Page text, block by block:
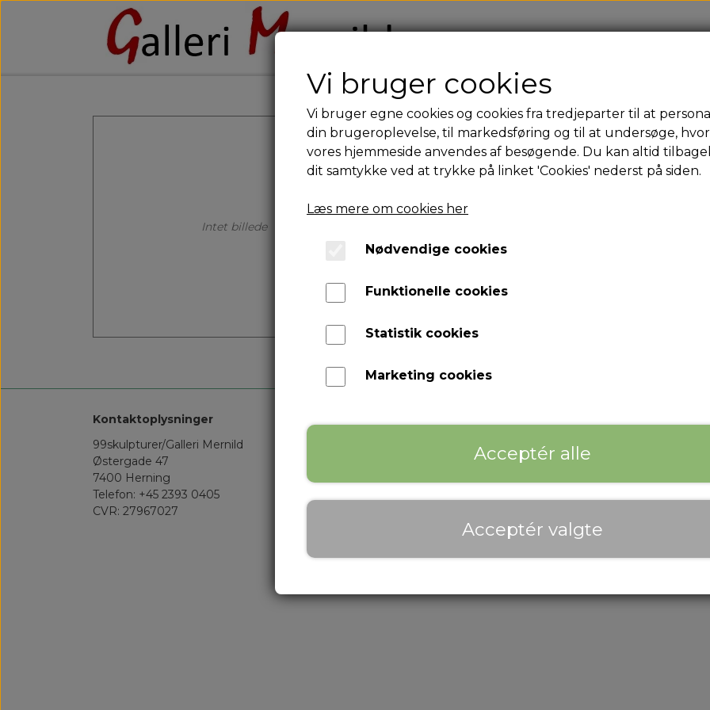
Intet billede
Kleines Hindernis - Small
3.200,00 kr.
Dimensioner: 29 cm × 25 cm
Kontaktoplysninger
99skulpturer/Galleri Mernild
Østergade 47
7400 Herning
Telefon: +45 2393 0405
CVR: 27967027
Vi bruger cookies
Vi bruger egne cookies og cookies fra tredjeparter til at
din brugeroplevelse, til markedsføring og til at undersøge,
vores hjemmeside anvendes af besøgende. Du kan altid
dit samtykke ved at trykke på linket 'Cookies' nederst på siden.
Læs mere om cookies her
Nødvendige cookies
Funktionelle cookies
Statistik cookies
Marketing cookies
Acceptér alle
Acceptér valgte